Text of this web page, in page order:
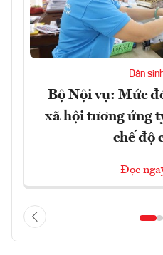
Dân
Bộ Nội vụ: Mức
xã hội tương ứng
chế độ
Đọc